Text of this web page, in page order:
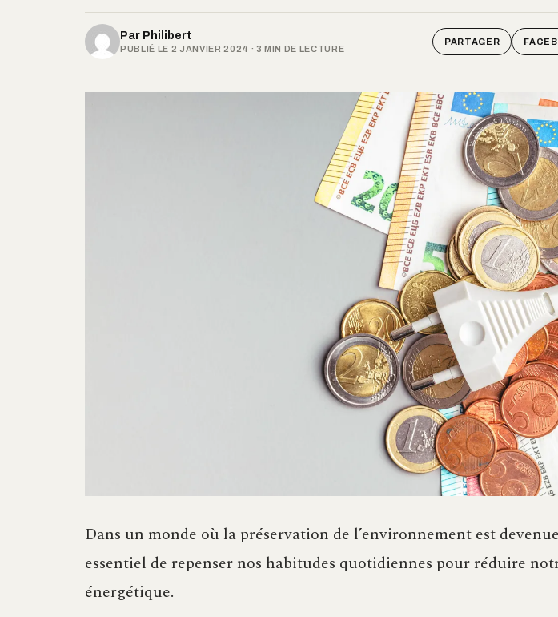
Par Philibert
PUBLIÉ LE 2 JANVIER 2024 · 3 MIN DE LECTURE
PARTAGER
Dans un monde où la préservation de l’environnement est
essentiel de repenser nos habitudes quotidiennes pour réduire
énergétique.